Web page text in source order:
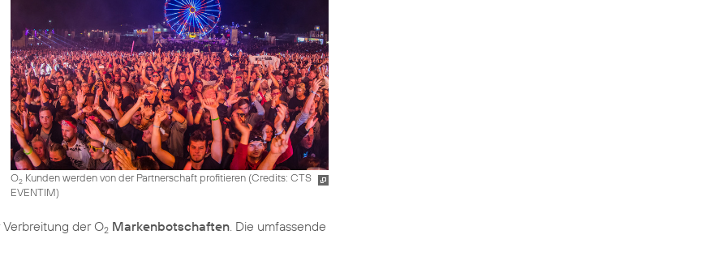
O2Kunden werden von der Partnerschaft profitieren (Credits: CTS
EVENTIM)
der O2 Markenbotschaften. Die umfassende